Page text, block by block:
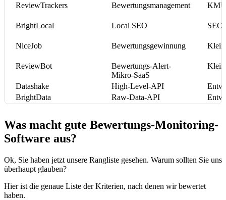
ReviewTrackers Bewertungsmanagement KMU
BrightLocal Local SEO
NiceJob Bewertungsgewinnung
ReviewBot
Bewertungs-Alert-
Mikro-SaaS
Datashake High-Level-API
BrightData
Raw-Data-API
Was macht gute Bewertungs-Monitoring-
Software aus?
Ok, Sie haben jetzt unsere Rangliste gesehen. Warum sollten Sie uns
überhaupt glauben?
Hier ist die genaue Liste der Kriterien, nach denen wir bewertet
haben.